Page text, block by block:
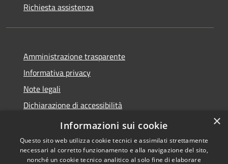
Richiesta assistenza
Amministrazione trasparente
Informativa privacy
Note legali
Dichiarazione di accessibilità
×
Informazioni sui cookie
Questo sito web utilizza cookie tecnici e assimilati strettamente
necessari al corretto funzionamento e alla navigazione del sito,
nonché un cookie tecnico analitico al solo fine di elaborare